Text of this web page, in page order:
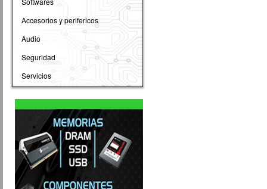
Accesorios y perifericos
Audio
Seguridad
Servicios